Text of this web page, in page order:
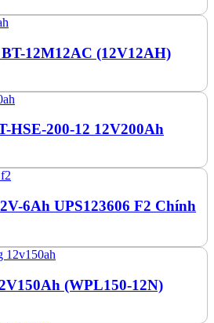
12M12AC (12V12AH)
HSE-200-12 12V200Ah
6Ah UPS123606 F2 Chính
(WPL150-12N)